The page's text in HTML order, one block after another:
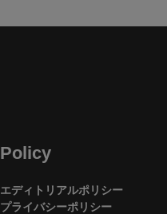
Policy
エディトリアルポリシー
プライバシーポリシー